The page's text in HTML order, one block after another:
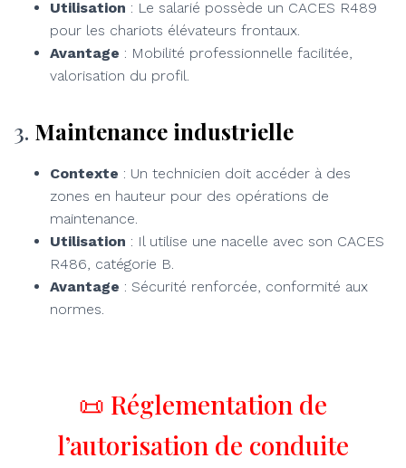
Utilisation : Le salarié possède un CACES R489
pour les chariots élévateurs frontaux.
Avantage : Mobilité professionnelle facilitée,
valorisation du profil.
3. Maintenance industrielle
Contexte : Un technicien doit accéder à des
zones en hauteur pour des opérations de
maintenance.
Utilisation : Il utilise une nacelle avec son CACES
R486, catégorie B.
Avantage : Sécurité renforcée, conformité aux
normes.
📜 Réglementation de
l’autorisation de conduite